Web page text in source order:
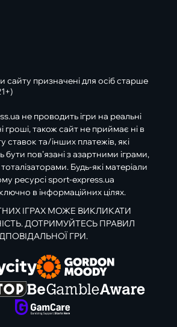
сайту призначені для осіб старше
не проводить ігри на реальні
гроші, також сайт не приймає ні в
ставок та/інших платежів, які
бути пов’язані з азартними іграми,
Будь-які матеріали
ресурсі sport-express.ua
в інформаційних цілях.
ІГРАХ МОЖЕ ВИКЛИКАТИ
ДОТРИМУЙТЕСЬ ПРАВИЛ
ГРИ.